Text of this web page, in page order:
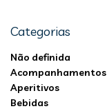
Categorias
Não definida
Acompanhamentos
Aperitivos
Bebidas